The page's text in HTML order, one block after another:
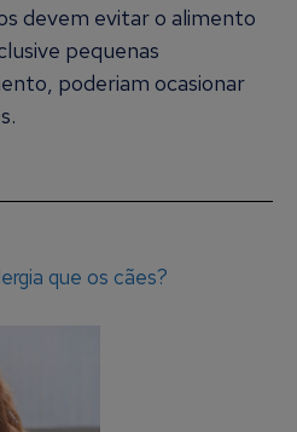
devem evitar o alimento
pequenas
poderiam ocasionar
que os cães?